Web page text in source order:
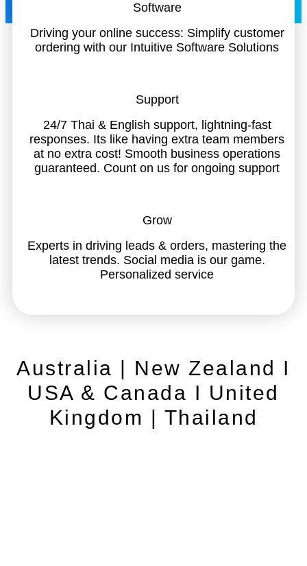
Software
Driving your online success: Simplify customer
ordering with our Intuitive Software Solutions
Support
24/7 Thai & English support, lightning-fast
responses. Its like having extra team members
at no extra cost! Smooth business operations
guaranteed. Count on us for ongoing support
Grow
Experts in driving leads & orders, mastering the
latest trends. Social media is our game.
Personalized service
Australia | New Zealand I
USA & Canada I United
Kingdom | Thailand